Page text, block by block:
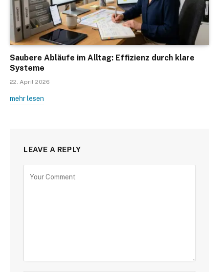
Saubere Abläufe im Alltag: Effizienz durch klare
Systeme
22. April 2026
mehr lesen
LEAVE A REPLY